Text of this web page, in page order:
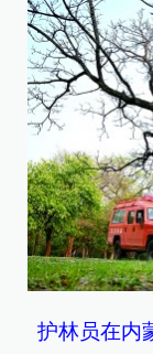
护林员在内